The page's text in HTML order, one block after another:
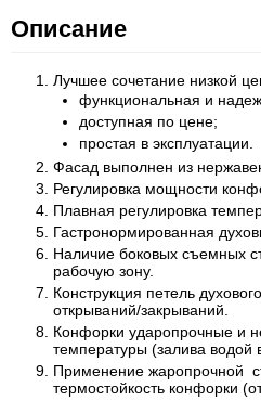
Описание
Лучшее сочетание низкой
функциональная и
доступная по цене;
простая в эксплуатации.
Фасад выполнен из
Регулировка мощности
Плавная регулировка
Гастронормированная
Наличие боковых съемных
рабочую зону.
Конструкция петель
открываний/закрываний.
Конфорки ударопрочные и
температуры (залива водой
Применение жаропрочной
термостойкость конфорки